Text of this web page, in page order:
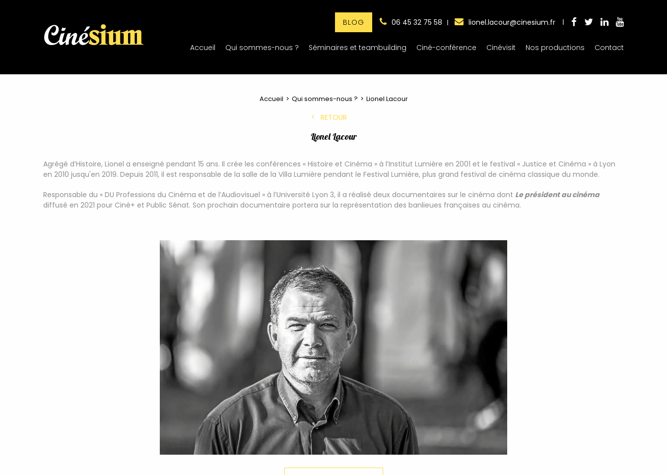
BLOG 06 45 32 75 58 lionel.lacour@cinesium.fr
Accueil Qui sommes-nous ? Séminaires et teambuilding Ciné-conférence Cinévisit Nos productions Contact
Accueil Qui sommes-nous ? Lionel Lacour
RETOUR
Lionel Lacour
Agrégé d’Histoire, Lionel a enseigné pendant 15 ans. Il crée les conférences « Histoire et Cinéma » à l’Institut Lumière en 2001 et le festival « Justice et Cinéma » à Lyon
en 2010 jusqu'en 2019. Depuis 2011, il est responsable de la salle de la Villa Lumière pendant le Festival Lumière, plus grand festival de cinéma classique du monde.
Responsable du « DU Professions du Cinéma et de l’Audiovisuel » à l’Université Lyon 3, il a réalisé deux documentaires sur le cinéma dont Le président au cinéma
diffusé en 2021 pour Ciné+ et Public Sénat. Son prochain documentaire portera sur la représentation des banlieues françaises au cinéma.